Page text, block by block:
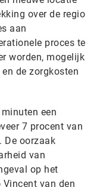
over de regio
aan
proces te
worden, mogelijk
de zorgkosten
een
7 procent van
De oorzaak
van
op het
Vincent van den